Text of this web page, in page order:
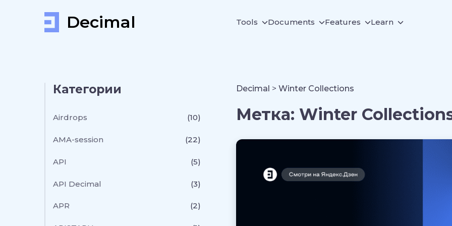
Decimal Tools Documents Features Learn
Категории
Airdrops (10)
AMA-session (22)
API (5)
API Decimal (3)
APR (2)
Decimal > Winter Collections
Метка: Winter